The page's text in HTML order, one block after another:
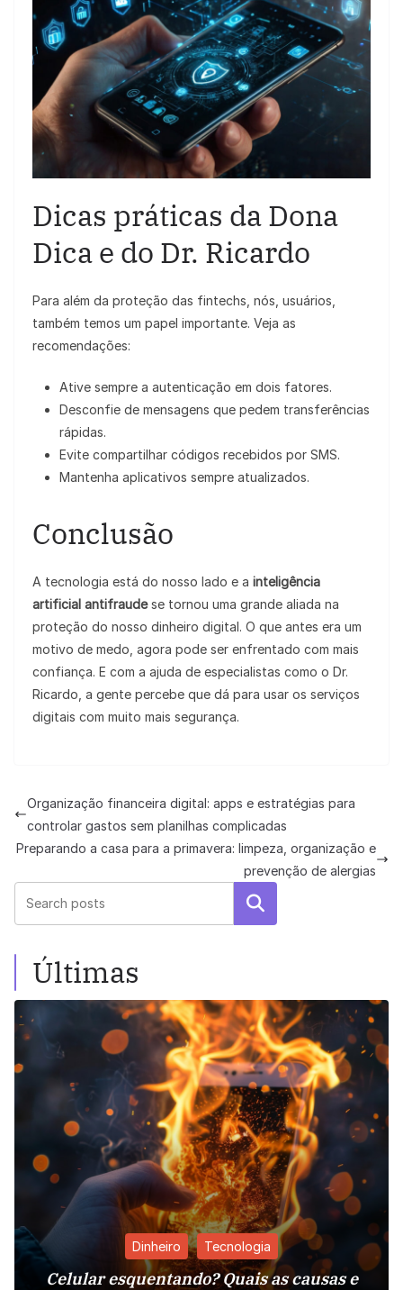
Dicas práticas da Dona
Dica e do Dr. Ricardo
Para além da proteção das fintechs, nós, usuários,
também temos um papel importante. Veja as
recomendações:
Ative sempre a autenticação em dois fatores.
Desconfie de mensagens que pedem transferências
rápidas.
Evite compartilhar códigos recebidos por SMS.
Mantenha aplicativos sempre atualizados.
Conclusão
A tecnologia está do nosso lado e a inteligência
artificial antifraudese tornou uma grande aliada na
proteção do nosso dinheiro digital. O que antes era um
motivo de medo, agora pode ser enfrentado com mais
confiança. E com a ajuda de especialistas como o Dr.
Ricardo, a gente percebe que dá para usar os serviços
digitais com muito mais segurança.
Organização financeira digital: apps e estratégias para
controlar gastos sem planilhas complicadas
Preparando a casa para a primavera: limpeza, organização e
prevenção de alergias
Pesquisar
Últimas
Dinheiro Tecnologia
Celular esquentando? Quais as causas e